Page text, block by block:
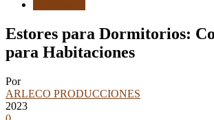
Estores para Dormitorios:
para Habitaciones
Por
ARLECO PRODUCCIONES
2023